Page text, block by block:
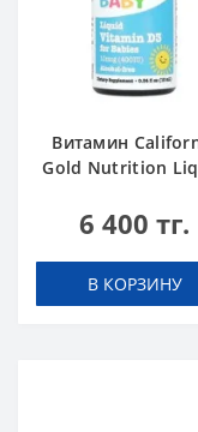
Витамин
Gold Nutrition
Babies, 10 мкг 400
6 400 тг.
В КОРЗИНУ